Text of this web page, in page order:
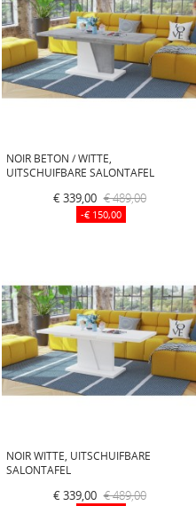
NOIR BETON / WITTE,
UITSCHUIFBARE SALONTAFEL
€ 339,00 € 489,00
-€ 150,00
NOIR WITTE, UITSCHUIFBARE
SALONTAFEL
€ 339,00 € 489,00